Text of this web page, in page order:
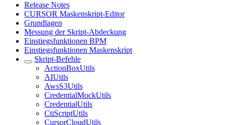
Release Notes
CURSOR Maskenskript-Editor
Grundlagen
Messung der Skript-Abdeckung
Einstiegsfunktionen BPM
Einstiegsfunktionen Maskenskript
Skript-Befehle
ActionBoxUtils
AIUtils
AwsS3Utils
CredentialMockUtils
CredentialUtils
CtiScriptUtils
CursorCloudUtils